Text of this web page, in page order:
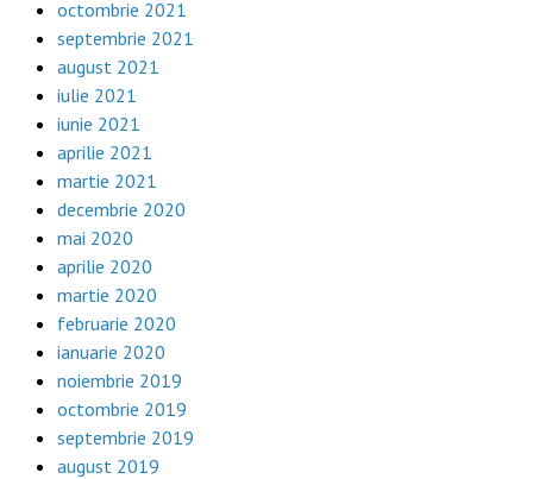
octombrie 2021
septembrie 2021
august 2021
iulie 2021
iunie 2021
aprilie 2021
martie 2021
decembrie 2020
mai 2020
aprilie 2020
martie 2020
februarie 2020
ianuarie 2020
noiembrie 2019
octombrie 2019
septembrie 2019
august 2019